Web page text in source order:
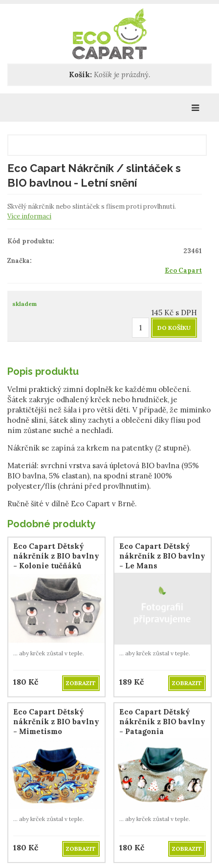
Košík: Košík je prázdný.
Eco Capart Nákrčník / slintáček s
BIO bavlnou - Letní snění
Skvělý nákrčník nebo slintáček s flísem proti provlhnutí.
Více informací
Kód produktu:
23461
Značka:
Eco Capart
skladem
145 Kč s DPH
DO KOŠÍKU
Popis produktu
Velmi praktický zimní doplněk ke každému oblečení.
Šátek zakryje odhalený krček nebo hrudníček, je
praktičtější než šála i pro větší děti. V případě, že miminko
hodně sliní, šátek sliny zachytí a oblečení díky flísu pod
ním zůstane suché a nechladí.
Nákrčník se zapíná za krkem na patentky (2 stupně).
Materiál: svrchní vrstva savá úpletová BIO bavlna (95%
BIO bavlna, 5% elastan), na spodní straně 100%
polyester/flís (chrání před provlhnutím).
Ručně šité v dílně Eco Capart v Brně.
Podobné produkty
Eco Capart Dětský
nákrčník z BIO bavlny
- Kolonie tučňáků
... aby krček zůstal v teple.
180 Kč ZOBRAZIT
Eco Capart Dětský
nákrčník z BIO bavlny
- Le Mans
... aby krček zůstal v teple.
189 Kč ZOBRAZIT
Eco Capart Dětský
nákrčník z BIO bavlny
- Mimetismo
... aby krček zůstal v teple.
180 Kč ZOBRAZIT
Eco Capart Dětský
nákrčník z BIO bavlny
- Patagonia
... aby krček zůstal v teple.
180 Kč ZOBRAZIT